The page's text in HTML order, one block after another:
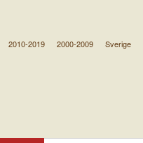
2010-2019 2000-2009 Sverige